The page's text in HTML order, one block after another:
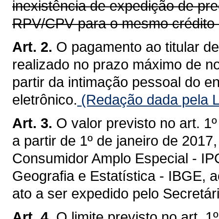
inexistência de expedição de
RPV/CPV para o mesmo
Art. 2. O pagamento ao titular
realizado no prazo máximo de
partir da intimação pessoal do
eletrônico. (Redação dada pela
Art. 3. O valor previsto no art.
a partir de 1º de janeiro de
Consumidor Amplo Especial -
Geografia e Estatística - IBGE,
ato a ser expedido pelo